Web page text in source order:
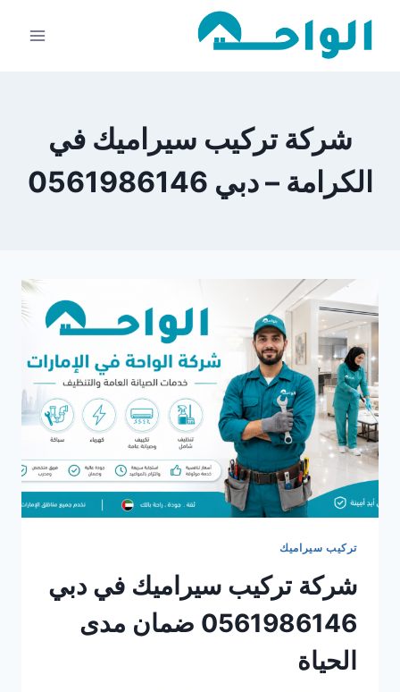
شركة تركيب سيراميك في
الكرامة – دبي 0561986146
تركيب سيراميك
شركة تركيب سيراميك في دبي
0561986146 ضمان مدى
الحياة